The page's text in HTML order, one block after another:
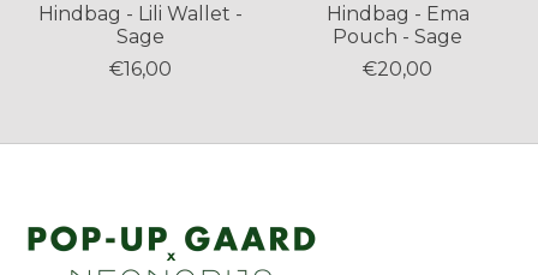
Hindbag - Lili Wallet -
Sage
€16,00
Hindbag - Ema
Pouch - Sage
€20,00